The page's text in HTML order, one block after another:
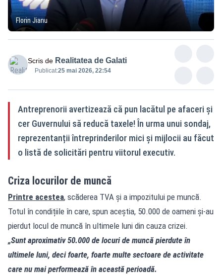
Florin Jianu
Scris de Realitatea de Galati
Publicat:25 mai 2026, 22:54
Antreprenorii avertizează că pun lacătul pe afaceri și
cer Guvernului să reducă taxele! În urma unui sondaj,
reprezentanții întreprinderilor mici și mijlocii au făcut
o listă de solicitări pentru viitorul executiv.
Criza locurilor de muncă
Printre acestea, scăderea TVA și a impozitului pe muncă.
Totul în condițiile în care, spun aceștia, 50.000 de oameni și-au
pierdut locul de muncă în ultimele luni din cauza crizei.
„Sunt aproximativ 50.000 de locuri de muncă pierdute în
ultimele luni, deci foarte, foarte multe sectoare de activitate
care nu mai performează în această perioadă.